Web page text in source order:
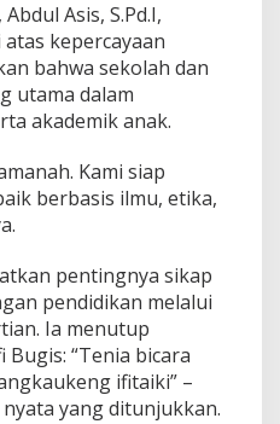
Asis, S.Pd.I,
kepercayaan
bahwa sekolah dan
utama dalam
akademik anak.
Kami siap
berbasis ilmu, etika,
pentingnya sikap
pendidikan melalui
Ia menutup
“Tenia bicara
ifitaiki” –
yang ditunjukkan.